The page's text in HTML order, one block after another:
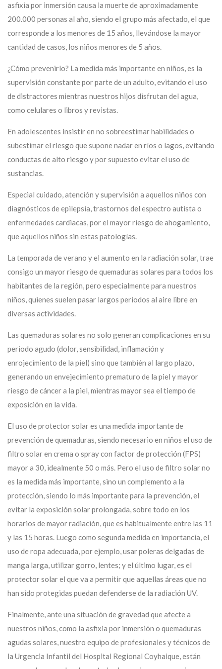
asfixia por inmersión causa la muerte de aproximadamente
200.000 personas al año, siendo el grupo más afectado, el que
corresponde a los menores de 15 años, llevándose la mayor
cantidad de casos, los niños menores de 5 años.
¿Cómo prevenirlo? La medida más importante en niños, es la
supervisión constante por parte de un adulto, evitando el uso
de distractores mientras nuestros hijos disfrutan del agua,
como celulares o libros y revistas.
En adolescentes insistir en no sobreestimar habilidades o
subestimar el riesgo que supone nadar en ríos o lagos, evitando
conductas de alto riesgo y por supuesto evitar el uso de
sustancias.
Especial cuidado, atención y supervisión a aquellos niños con
diagnósticos de epilepsia, trastornos del espectro autista o
enfermedades cardiacas, por el mayor riesgo de ahogamiento,
que aquellos niños sin estas patologías.
La temporada de verano y el aumento en la radiación solar, trae
consigo un mayor riesgo de quemaduras solares para todos los
habitantes de la región, pero especialmente para nuestros
niños, quienes suelen pasar largos periodos al aire libre en
diversas actividades.
Las quemaduras solares no solo generan complicaciones en su
periodo agudo (dolor, sensibilidad, inflamación y
enrojecimiento de la piel) sino que también al largo plazo,
generando un envejecimiento prematuro de la piel y mayor
riesgo de cáncer a la piel, mientras mayor sea el tiempo de
exposición en la vida.
El uso de protector solar es una medida importante de
prevención de quemaduras, siendo necesario en niños el uso de
filtro solar en crema o spray con factor de protección (FPS)
mayor a 30, idealmente 50 o más. Pero el uso de filtro solar no
es la medida más importante, sino un complemento a la
protección, siendo lo más importante para la prevención, el
evitar la exposición solar prolongada, sobre todo en los
horarios de mayor radiación, que es habitualmente entre las 11
y las 15 horas. Luego como segunda medida en importancia, el
uso de ropa adecuada, por ejemplo, usar poleras delgadas de
manga larga, utilizar gorro, lentes; y el último lugar, es el
protector solar el que va a permitir que aquellas áreas que no
han sido protegidas puedan defenderse de la radiación UV.
Finalmente, ante una situación de gravedad que afecte a
nuestros niños, como la asfixia por inmersión o quemaduras
agudas solares, nuestro equipo de profesionales y técnicos de
la Urgencia Infantil del Hospital Regional Coyhaique, están